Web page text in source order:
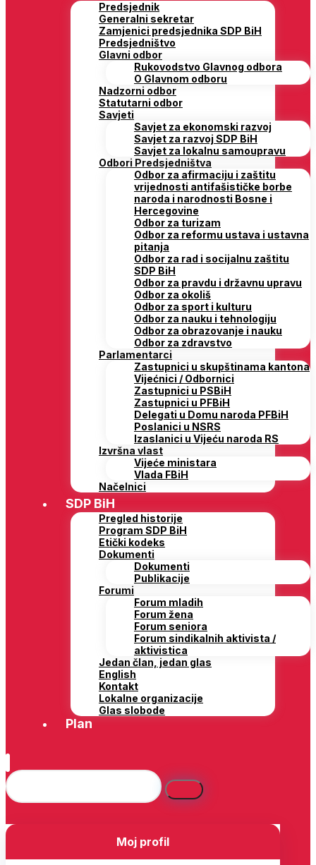
Predsjednik
Generalni sekretar
Zamjenici predsjednika SDP BiH
Predsjedništvo
Glavni odbor
Rukovodstvo Glavnog odbora
O Glavnom odboru
Nadzorni odbor
Statutarni odbor
Savjeti
Savjet za ekonomski razvoj
Savjet za razvoj SDP BiH
Savjet za lokalnu samoupravu
Odbori Predsjedništva
Odbor za afirmaciju i zaštitu
vrijednosti antifašističke borbe
naroda i narodnosti Bosne i
Hercegovine
Odbor za turizam
Odbor za reformu ustava i ustavna
pitanja
Odbor za rad i socijalnu zaštitu
SDP BiH
Odbor za pravdu i državnu upravu
Odbor za okoliš
Odbor za sport i kulturu
Odbor za nauku i tehnologiju
Odbor za obrazovanje i nauku
Odbor za zdravstvo
Parlamentarci
Zastupnici u skupštinama kantona
Vijećnici / Odbornici
Zastupnici u PSBiH
Zastupnici u PFBiH
Delegati u Domu naroda PFBiH
Poslanici u NSRS
Izaslanici u Vijeću naroda RS
Izvršna vlast
Vijeće ministara
Vlada FBiH
Načelnici
SDP BiH
Pregled historije
Program SDP BiH
Etički kodeks
Dokumenti
Dokumenti
Publikacije
Forumi
Forum mladih
Forum žena
Forum seniora
Forum sindikalnih aktivista /
aktivistica
Jedan član, jedan glas
English
Kontakt
Lokalne organizacije
Glas slobode
Plan
Moj profil